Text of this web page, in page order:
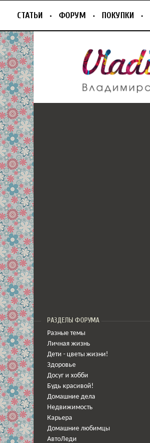
СТАТЬИ ФОРУМ ПОКУПКИ
РАЗДЕЛЫ ФОРУМА
Разные темы
Личная жизнь
Дети - цветы жизни!
Здоровье
Досуг и хобби
Будь красивой!
Домашние дела
Недвижимость
Карьера
Домашние любимцы
АвтоЛеди